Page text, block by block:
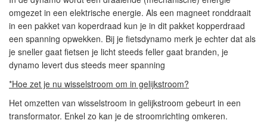
omgezet in een elektrische energie. Als een magneet ronddraait
in een pakket van koperdraad kun je in dit pakket kopperdraad
een spanning opwekken. Bij je fietsdynamo merk je echter dat als
je sneller gaat fietsen je licht steeds feller gaat branden, je
dynamo levert dus steeds meer spanning
*Hoe zet je nu wisselstroom om in gelijkstroom?
Het omzetten van wisselstroom in gelijkstroom gebeurt in een
transformator. Enkel zo kan je de stroomrichting omkeren.